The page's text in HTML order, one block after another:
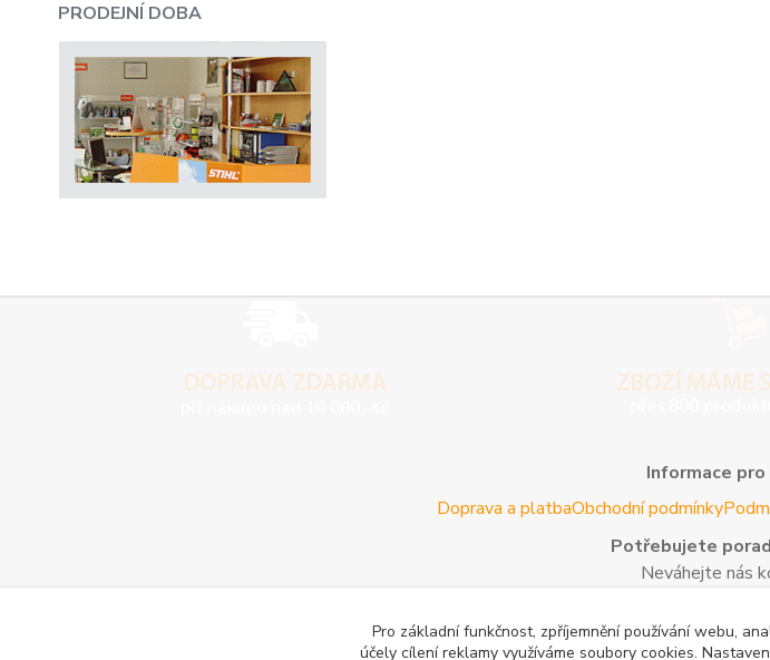
PRODEJNÍ DOBA
Informace pro
Doprava a platbaObchodní podmínky
Potřebujete
Neváhejte nás
Email:
Pro základní funkčnost, zpříjemnění používání webu,
účely cílení reklamy využíváme soubory cookies.